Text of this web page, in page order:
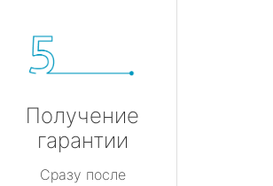
Получение
гарантии
Сразу после